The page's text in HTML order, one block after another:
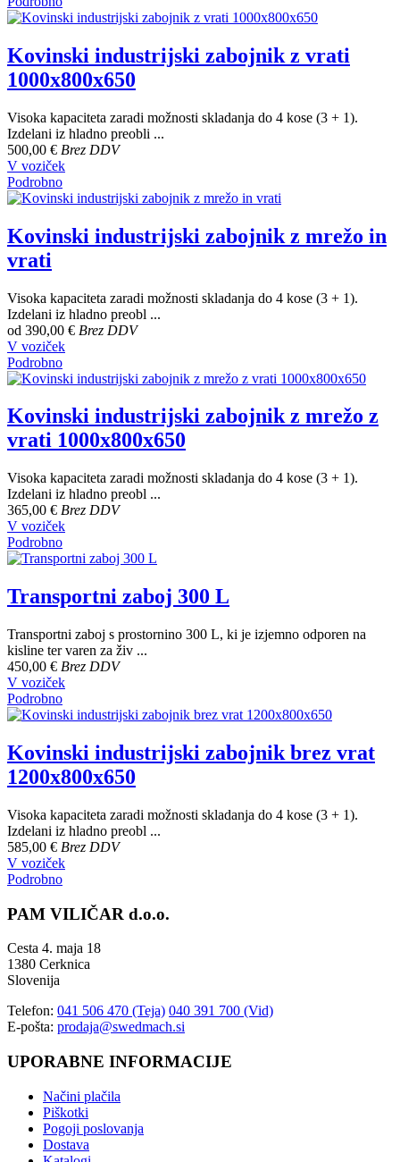
Kovinski industrijski zabojnik z vrati
1000x800x650
Visoka kapaciteta zaradi možnosti skladanja do 4 kose (3 + 1).
Izdelani iz hladno preobli ...
500,00 € Brez DDV
V voziček
Podrobno
Kovinski industrijski zabojnik z mrežo in
vrati
Visoka kapaciteta zaradi možnosti skladanja do 4 kose (3 + 1).
Izdelani iz hladno preobl ...
od 390,00 € Brez DDV
V voziček
Podrobno
Kovinski industrijski zabojnik z mrežo z
vrati 1000x800x650
Visoka kapaciteta zaradi možnosti skladanja do 4 kose (3 + 1).
Izdelani iz hladno preobl ...
365,00 € Brez DDV
V voziček
Podrobno
Transportni zaboj 300 L
Transportni zaboj s prostornino 300 L, ki je izjemno odporen na
kisline ter varen za živ ...
450,00 € Brez DDV
V voziček
Podrobno
Kovinski industrijski zabojnik brez vrat
1200x800x650
Visoka kapaciteta zaradi možnosti skladanja do 4 kose (3 + 1).
Izdelani iz hladno preobl ...
585,00 € Brez DDV
V voziček
Podrobno
PAM VILIČAR d.o.o.
Cesta 4. maja 18
1380 Cerknica
Slovenija
Telefon: 041 506 470 (Teja) 040 391 700 (Vid)
E-pošta: prodaja@swedmach.si
UPORABNE INFORMACIJE
Načini plačila
Piškotki
Pogoji poslovanja
Dostava